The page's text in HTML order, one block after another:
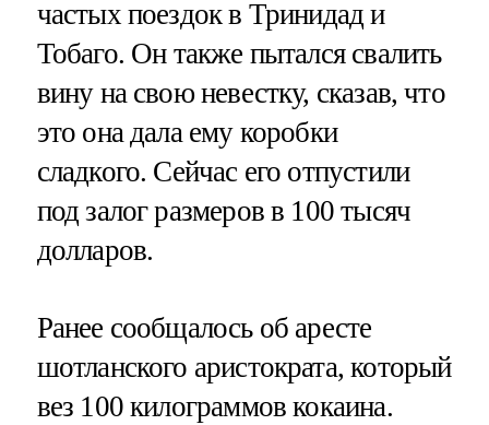
частых поездок в Тринидад и
Тобаго. Он также пытался свалить
вину на свою невестку, сказав, что
это она дала ему коробки
сладкого. Сейчас его отпустили
под залог размеров в 100 тысяч
долларов.
Ранее сообщалось об аресте
шотланского аристократа, который
вез 100 килограммов кокаина.